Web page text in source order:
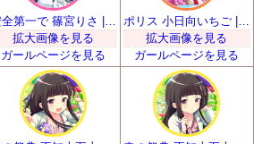
安全第一で 篠宮りさ | SSR
拡大画像を見る
ガールページを見る
ポリス 小日向いちご | SSR
拡大画像を見る
ガールページを見る